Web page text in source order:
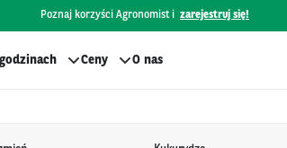
Poznaj korzyści Agronomist i zarejestruj się!
Ceny O nas